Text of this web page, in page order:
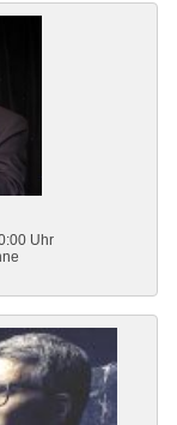
Uhr